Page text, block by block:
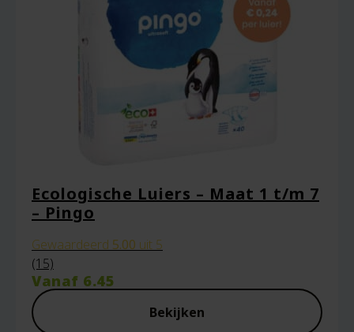
Ecologische Luiers – Maat 1 t/m 7
– Pingo
Gewaardeerd 5.00 uit 5
(15)
Vanaf 6.45
Bekijken